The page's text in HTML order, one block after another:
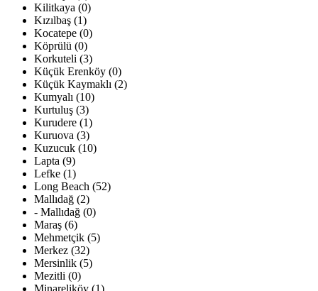
Kilitkaya (0)
Kızılbaş (1)
Kocatepe (0)
Köprülü (0)
Korkuteli (3)
Küçük Erenköy (0)
Küçük Kaymaklı (2)
Kumyalı (10)
Kurtuluş (3)
Kurudere (1)
Kuruova (3)
Kuzucuk (10)
Lapta (9)
Lefke (1)
Long Beach (52)
Mallıdağ (2)
- Mallıdağ (0)
Maraş (6)
Mehmetçik (5)
Merkez (32)
Mersinlik (5)
Mezitli (0)